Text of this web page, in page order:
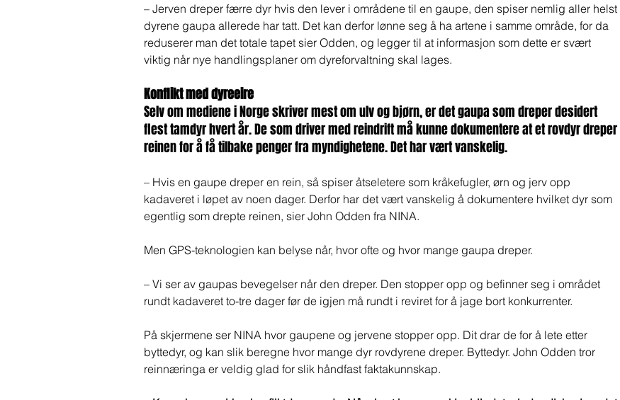
– Jerven dreper færre dyr hvis den lever i områdene til en gaupe, den spiser nemlig aller helst
dyrene gaupa allerede har tatt. Det kan derfor lønne seg å ha artene i samme område, for da
reduserer man det totale tapet sier Odden, og legger til at informasjon som dette er svært
viktig når nye handlingsplaner om dyreforvaltning skal lages.
Konflikt med dyreeire
Selv om mediene i Norge skriver mest om ulv og bjørn, er det gaupa som dreper desidert
flest tamdyr hvert år. De som driver med reindrift må kunne dokumentere at et rovdyr dreper
reinen for å få tilbake penger fra myndighetene. Det har vært vanskelig.
– Hvis en gaupe dreper en rein, så spiser åtseletere som kråkefugler, ørn og jerv opp
kadaveret i løpet av noen dager. Derfor har det vært vanskelig å dokumentere hvilket dyr som
egentlig som drepte reinen, sier John Odden fra NINA.
Men GPS-teknologien kan belyse når, hvor ofte og hvor mange gaupa dreper.
– Vi ser av gaupas bevegelser når den dreper. Den stopper opp og befinner seg i området
rundt kadaveret to-tre dager før de igjen må rundt i reviret for å jage bort konkurrenter.
På skjermene ser NINA hvor gaupene og jervene stopper opp. Dit drar de for å lete etter
byttedyr, og kan slik beregne hvor mange dyr rovdyrene dreper. Byttedyr. John Odden tror
reinnæringa er veldig glad for slik håndfast faktakunnskap.